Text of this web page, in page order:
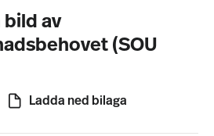
bild av
(SOU
Ladda ned bilaga